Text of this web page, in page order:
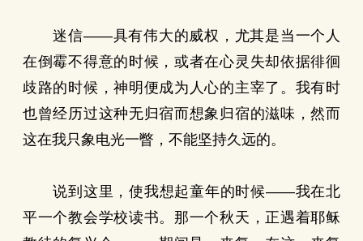
迷信——具有伟大的威权，尤其是当一个人
在倒霉不得意的时候，或者在心灵失却依据徘徊
歧路的时候，神明便成为人心的主宰了。我有时
也曾经历过这种无归宿而想象归宿的滋味，然而
这在我只象电光一瞥，不能坚持久远的。
说到这里，使我想起童年的时候——我在北
平一个教会学校读书。那一个秋天，正遇着耶稣